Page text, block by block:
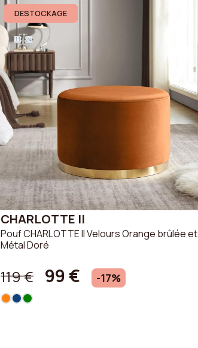
DESTOCKAGE
CHARLOTTE II
Pouf CHARLOTTE II Velours Orange brûlée et
Métal Doré
119 € 99 € -17%